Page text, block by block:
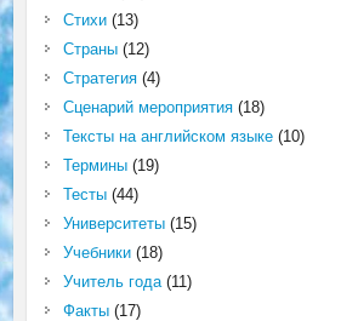
Стихи(13)
Страны(12)
Стратегия(4)
Сценарий мероприятия(18)
Тексты на английском языке(10)
Термины(19)
Тесты(44)
Университеты(15)
Учебники(18)
Учитель года(11)
Факты(17)